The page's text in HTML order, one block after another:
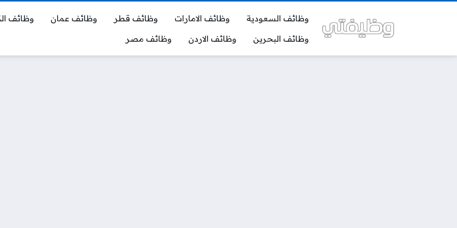
وظائف السعودية وظائف الامارات وظائف قطر وظائف عمان
وظائف
وظائف البحرين
وظائف الاردن وظائف مصر